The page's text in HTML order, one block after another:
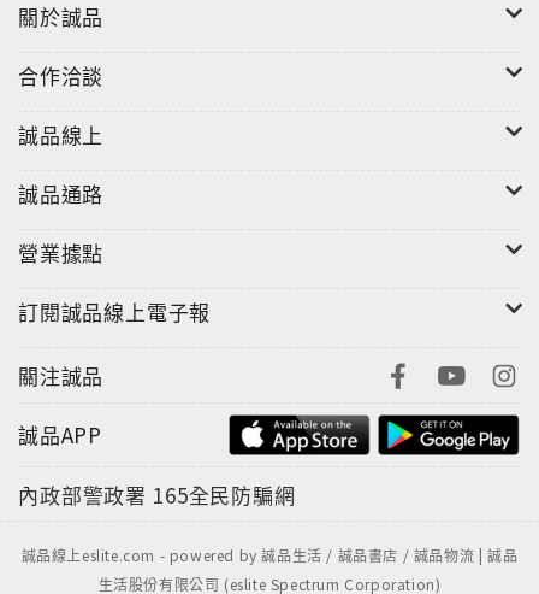
不看不知道，看完長知識！
鮪魚生魚片絕不會切成薄片。
醋物的湯汁是用高湯調和，可一飲而盡。
關於誠品
合作洽談
誠品線上
誠品通路
營業據點
訂閱誠品線上電子報
關注誠品
誠品APP
內政部警政署 165全民防騙網
誠品線上eslite.com - powered by 誠品生活 / 誠品書店 / 誠品物流 | 誠品
生活股份有限公司 (eslite Spectrum Corporation)